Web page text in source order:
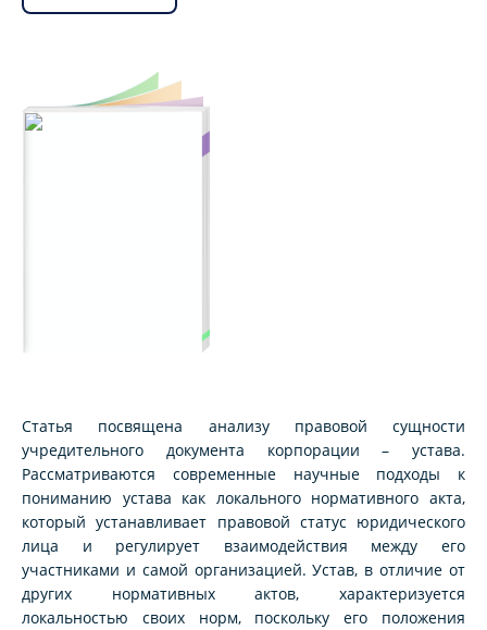
Статья посвящена анализу правовой сущности
учредительного документа корпорации – устава.
Рассматриваются современные научные подходы к
пониманию устава как локального нормативного акта,
который устанавливает правовой статус юридического
лица и регулирует взаимодействия между его
участниками и самой организацией. Устав, в отличие от
других нормативных актов, характеризуется
локальностью своих норм, поскольку его положения